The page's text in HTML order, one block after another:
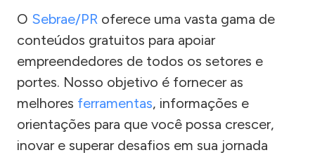
O Sebrae/PR oferece uma vasta gama de
conteúdos gratuitos para apoiar
empreendedores de todos os setores e
portes. Nosso objetivo é fornecer as
melhores ferramentas, informações e
orientações para que você possa crescer,
inovar e superar desafios em sua jornada